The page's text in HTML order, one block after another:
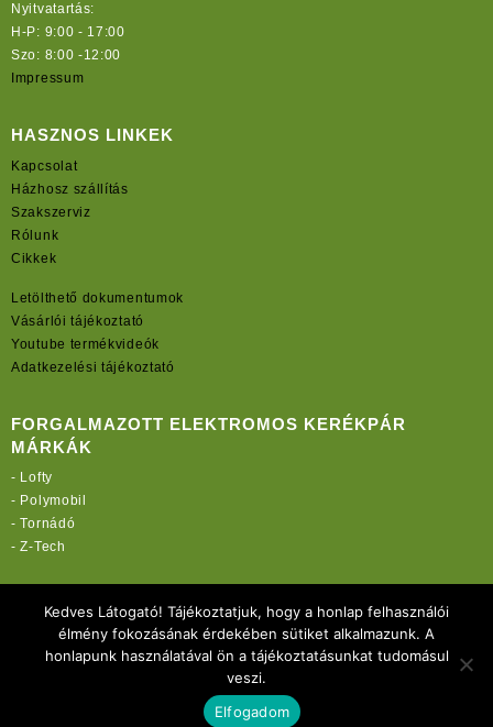
Nyitvatartás:
H-P: 9:00 - 17:00
Szo: 8:00 -12:00
Impressum
HASZNOS LINKEK
Kapcsolat
Házhosz szállítás
Szakszerviz
Rólunk
Cikkek
Letölthető dokumentumok
Vásárlói tájékoztató
Youtube termékvideók
Adatkezelési tájékoztató
FORGALMAZOTT ELEKTROMOS KERÉKPÁR
MÁRKÁK
- Lofty
- Polymobil
-Tornádó
-Z-Tech
rekordmobil.hu
rekordmotor.hu
elektromos-kerekparbolt.hu
Copyright 2021 Rekord-Mobil Kft.
Kedves Látogató! Tájékoztatjuk, hogy a honlap felhasználói
élmény fokozásának érdekében sütiket alkalmazunk. A
honlapunk használatával ön a tájékoztatásunkat tudomásul
veszi.
Elfogadom